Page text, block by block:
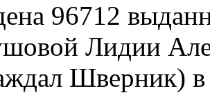
96712
Лидии
Шверник) в